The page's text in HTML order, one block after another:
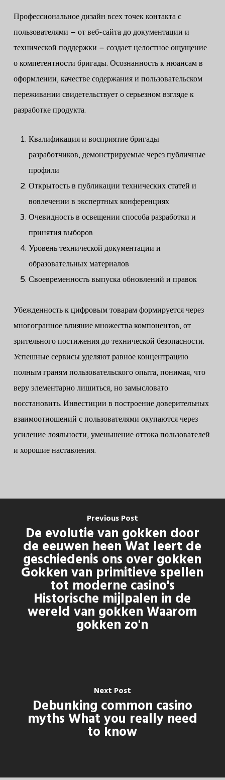
Профессиональное дизайн всех точек контакта с
пользователями – от веб-сайта до документации и
технической поддержки – создает целостное ощущение
о компетентности бригады. Осознанность к нюансам в
оформлении, качестве содержания и пользовательском
переживании свидетельствует о серьезном взгляде к
разработке продукта.
Квалификация и восприятие бригады
разработчиков, демонстрируемые через публичные
профили
Открытость в публикации технических статей и
вовлечении в экспертных конференциях
Очевидность в освещении способа разработки и
принятия выборов
Уровень технической документации и
образовательных материалов
Своевременность выпуска обновлений и правок
Убежденность к цифровым товарам формируется через
многогранное влияние множества компонентов, от
зрительного постижения до технической безопасности.
Успешные сервисы уделяют равное концентрацию
полным граням пользовательского опыта, понимая, что
веру элементарно лишиться, но замысловато
восстановить. Инвестиции в построение доверительных
взаимоотношений с пользователями окупаются через
усиление лояльности, уменьшение оттока пользователей
и хорошие наставления.
Previous Post
De evolutie van gokken door
de eeuwen heen Wat leert de
geschiedenis ons over gokken
Gokken van primitieve spellen
tot moderne casino's
Historische mijlpalen in de
wereld van gokken Waarom
gokken zo'n
Next Post
Debunking common casino
myths What you really need
to know